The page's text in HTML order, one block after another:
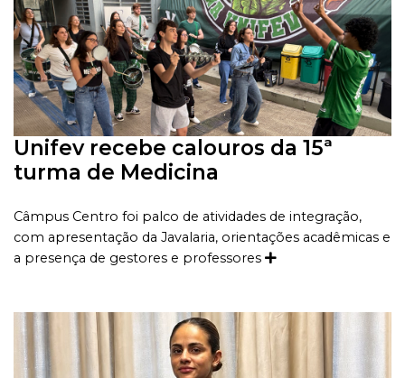
Unifev recebe calouros da 15ª
turma de Medicina
Câmpus Centro foi palco de atividades de integração,
com apresentação da Javalaria, orientações acadêmicas e
a presença de gestores e professores